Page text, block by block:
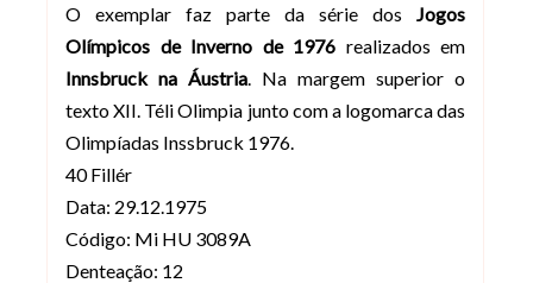
O exemplar faz parte da série dos
Jogos
Olímpicos de Inverno de 1976 realizados em
Innsbruck na Áustria . Na margem superior o
texto XII. Téli Olimpia junto com a logomarca das
Olimpíadas Inssbruck 1976.
40 Fillér
Data: 29.12.1975
Código: Mi HU 3089A
Denteação: 12